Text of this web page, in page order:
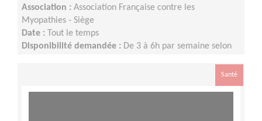
Association : Association Française contre les
Myopathies - Siège
Date :
Tout le temps
Disponibilité demandée : De 3 à 6h par semaine selon
Santé